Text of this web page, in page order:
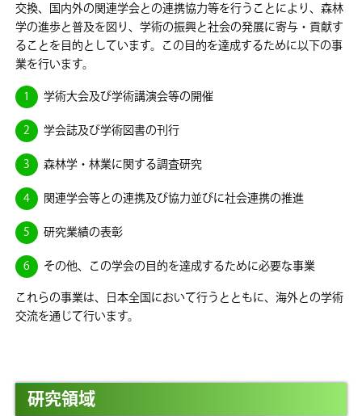
交換、国内外の関連学会との連携協力等を行うことにより、森林
学の進歩と普及を図り、学術の振興と社会の発展に寄与・貢献す
ることを目的としています。この目的を達成するために以下の事
業を行います。
学術大会及び学術講演会等の開催
学会誌及び学術図書の刊行
森林学・林業に関する調査研究
関連学会等との連携及び協力並びに社会連携の推進
研究業績の表彰
その他、この学会の目的を達成するために必要な事業
これらの事業は、日本全国において行うとともに、海外との学術
交流を通じて行います。
研究領域